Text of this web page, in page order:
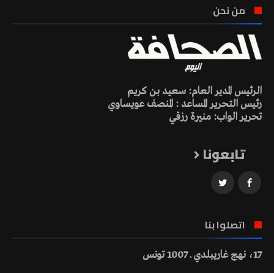
من نحن
الرئيس المدير العام: سعيد بن كريم
رئيس التحرير المساعد : المنصف عويساوي
تحرير الواب: منيرة رزقي
تابعونا
اتصلوا بنا
17، نهج غاريبلدي ـ 1007 تونس